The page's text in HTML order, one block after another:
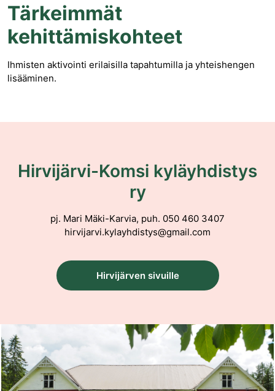
Tärkeimmät
kehittämiskohteet
Ihmisten aktivointi erilaisilla tapahtumilla ja yhteishengen
lisääminen.
Hirvijärvi-Komsi kyläyhdistys
ry
pj. Mari Mäki-Karvia, puh. 050 460 3407
hirvijarvi.kylayhdistys@gmail.com
Hirvijärven sivuille